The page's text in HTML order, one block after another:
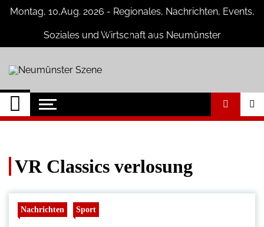
SkipMontag, 10,Aug. 2026 - Regionales, Nachrichten, Events,
Soziales und Wirtschaft aus Neumünster
Neumünster Szene
Neuigkeiten und Nachrichten aus
Neumünster und Umgebung
VR Classics verlosung
Nachrichten Sport